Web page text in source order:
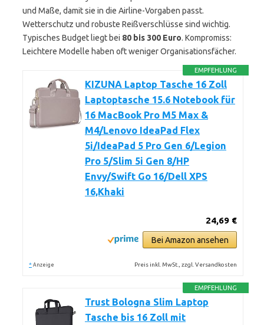
und Maße, damit sie in die Airline-Vorgaben passt.
Wetterschutz und robuste Reißverschlüsse sind wichtig.
Typisches Budget liegt bei 80 bis 300 Euro. Kompromiss:
Leichtere Modelle haben oft weniger Organisationsfächer.
EMPFEHLUNG
KIZUNA Laptop Tasche 16 Zoll
Laptoptasche 15.6 Notebook für
16 MacBook Pro M5 Max &
M4/Lenovo IdeaPad Flex
5i/IdeaPad 5 Pro Gen 6/Legion
Pro 5/Slim 5i Gen 8/HP
Envy/Swift Go 16/Dell XPS
16,Khaki
24,69 €
Bei Amazon ansehen
* Anzeige Preis inkl. MwSt., zzgl. Versandkosten
EMPFEHLUNG
Trust Bologna Slim Laptop
Tasche bis 16 Zoll mit